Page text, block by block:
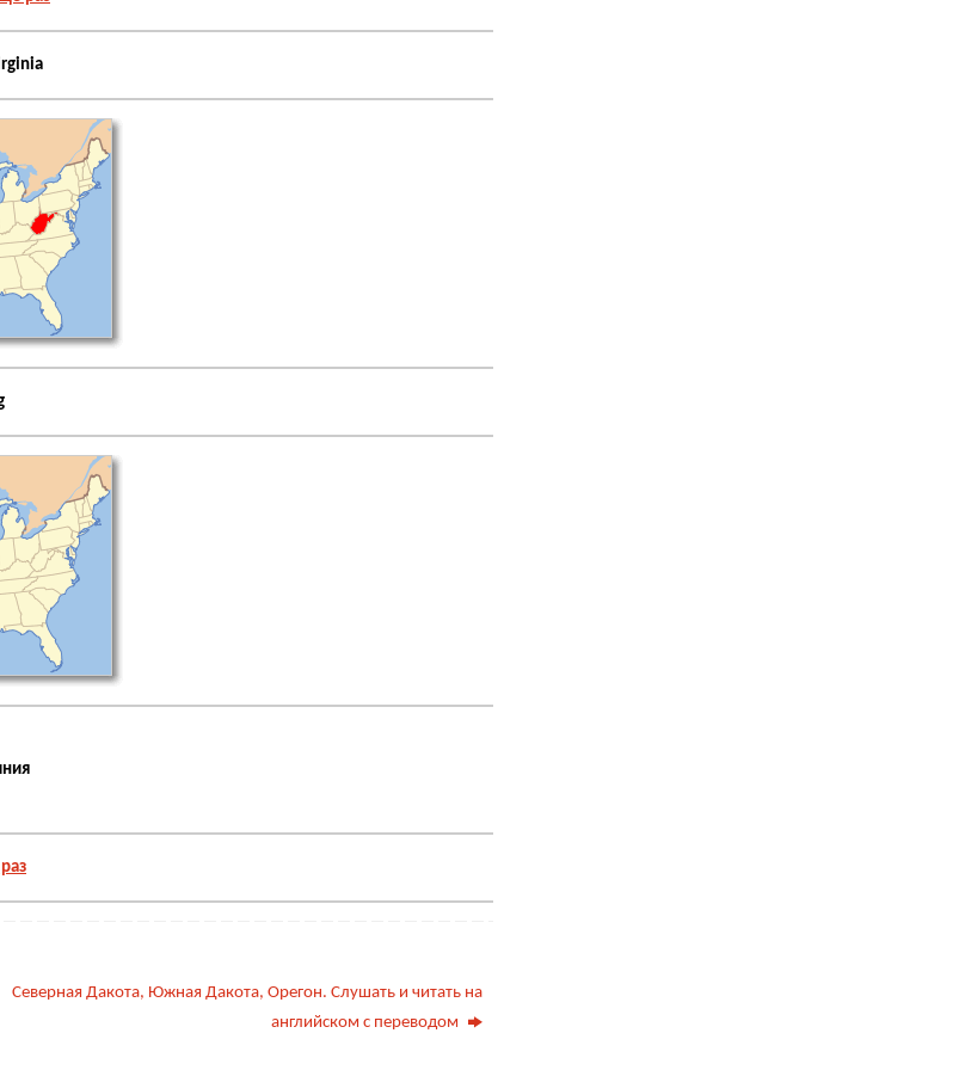
Северная Дакота, Южная Дакота, Орегон. Слушать и читать на
английском с переводом